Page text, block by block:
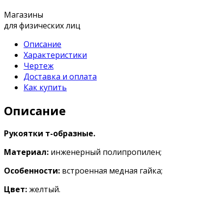
Магазины
для физических лиц
Описание
Характеристики
Чертеж
Доставка и оплата
Как купить
Описание
Рукоятки т-образные.
Материал: инженерный полипропилен;
Особенности: встроенная медная гайка;
Цвет:желтый.